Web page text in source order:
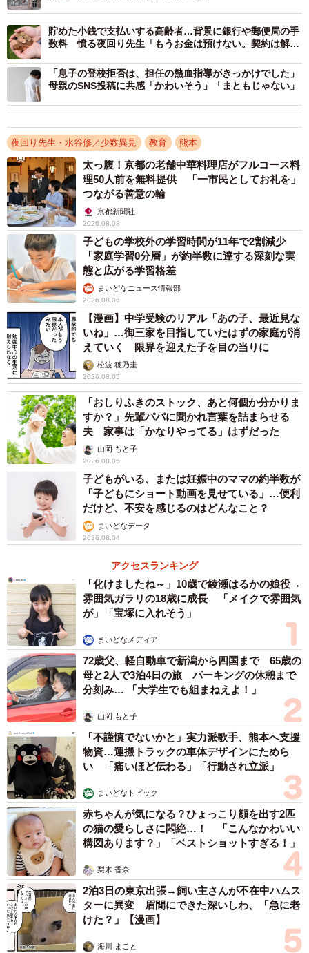
ら責任を取ることなく報告する。こんな学校が存在するこ
とが、私には理解できません。
お願いです。秀岳館高校にも心ある教員はいるはずで
す。熊本県にも、この程度の法律を知っている関係者はい
るはずです。速やかに事実関係を熊本県警に話してくださ
てきた、秀岳館高校の理事長、校長以下、管理職は、速や
かに自ら職を退き、心ある残った教員で、新しい学校作り
をしてください。
生徒たちは、弱い存在です。教員は、学校内では、絶対
的な存在です。その教員が犯した罪は、きちんと犯罪とし
て償わせ、生徒たちが、安心して学ぶことのできる新しい
学校体制を作ってください。それが、できないようなら
ば、今在籍する生徒たちを守りつつ、こんな高校は、廃校
としてください。
忘れないでください。学校は、子どもたちが、安心安全
にそして楽しく学ぶ場所であって、暴力によって子どもた
ちを、支配したり、傷つける場所であってはなりません。
それがわからない教員や、それを容認した管理職は、永遠
に教育の現場から離れ、自ら犯した罪を司法の場で償って
ください。
貯めた小銭で支払いする高齢者…背景に銀行や郵便局の手
数料 憤る夜回り先生「もうお金は預けない。契約は解除
「息子の登校拒否は、担任の熱血指導がきっかけでした」
母親のSNS投稿に共感「かわいそう」「まともじゃない」
夜回り先生・水谷修／少数異見 教育 熊本
太っ腹！京都の老舗中華料理店がフルコース料
理50人前を無料提供 「一市民としてお礼を」
つながる善意の輪
京都新聞社
2026.08.08
子どもの学校外の学習時間が11年で2割減少
「家庭学習0分層」が約半数に達する深刻な実
態と広がる学習格差
まいどなニュース情報部
2026.08.06
【漫画】中学受験のリアル「あの子、最近見な
いね」…御三家を目指していたはずの家庭が消
えていく 限界を迎えた子を目の当りに
松波 穂乃圭
2026.08.05
「おしりふきのストック、あと何個か分かりま
すか？」先輩パパに聞かれ言葉を詰まらせる
夫 家事は「かなりやってる」はずだった
山岡 もと子
2026.08.05
子どもがいる、または妊娠中のママの約半数が
「子どもにショート動画を見せている」…便利
だけど、不安を感じるのはどんなこと？
まいどなデータ
2026.08.04
アクセスランキング
「化けましたね～」10歳で綾瀬はるかの娘役→
雰囲気ガラリの18歳に成長 「メイクで雰囲気
が」「宝塚に入れそう」
まいどなメディア
72歳父、軽自動車で新潟から四国まで 65歳の
母と2人で3泊4日の旅 パーキングの休憩まで
分刻み… 「大学生でも組まねえよ！」
山岡 もと子
「不謹慎でないかと」実力派歌手、熊本へ支援
物資…運搬トラックの車体デザインにためら
い 「痛いほど伝わる」「行動され立派」
まいどなトピック
赤ちゃんが気になる？ひょっこり顔を出す2匹
の猫の愛らしさに悶絶…！ 「こんなかわいい
構図あります？」「ベストショットすぎる！」
梨木 香奈
2泊3日の東京出張→飼い主さんが不在中ハムス
ターに異変 眉間にできた深いしわ、「急に老
けた？」【漫画】
海川 まこと